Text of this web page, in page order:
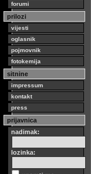
forumi
prilozi
vijesti
oglasnik
pojmovnik
fotokemija
sitnine
impressum
kontakt
press
prijavnica
nadimak:
lozinka: